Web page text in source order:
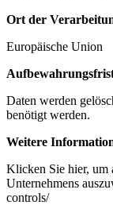
Ort der
Europäische Union
Daten werden
benötigt werden.
Weitere
Klicken Sie hier, um
Unternehmens
controls/